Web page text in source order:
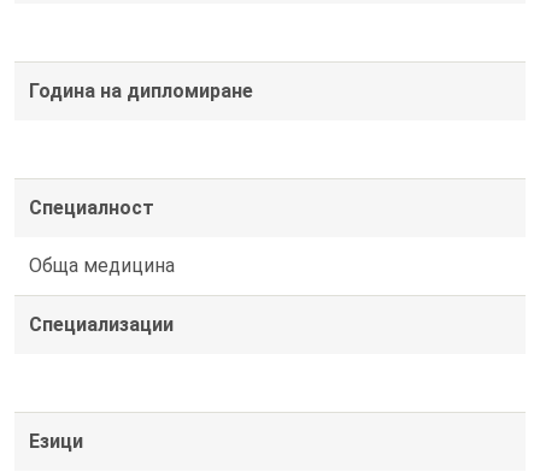
Година на дипломиране
Специалност
Обща медицина
Специализации
Езици